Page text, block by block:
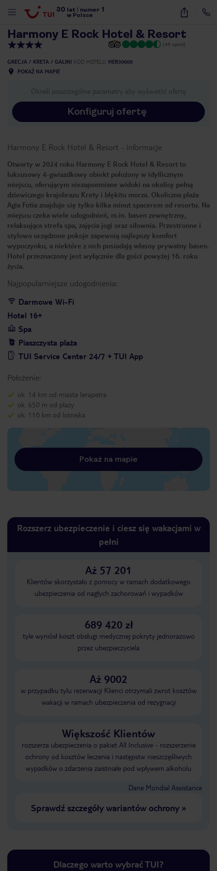
30 lat numer 1
w Polsce
30
Harmony E Rock Hotel & Resort
(49 opinii)
GRECJA KRETA GALINI KOD HOTELU HER30000
POKAŻ NA MAPIE
Określ poszczególne parametry aby wyświetlić ofertę
Konfiguruj ofertę
Harmony E Rock Hotel & Resort - informacje
Otwarty w 2024 roku Harmony E Rock Hotel & Resort to
luksusowy 4-gwiazdkowy obiekt położony w idyllicznym
miejscu, oferującym niezapomniane widoki na okolicę pełną
dziewiczego krajobrazu Krety i błękitu morza. Okoliczna plaża
Agia Fotia znajduje się tylko kilka minut spacerem od resortu. Na
miejscu czeka wiele udogodnień, m.in. basen zewnętrzny,
relaksująca strefa spa, zajęcia jogi oraz siłownia. Przestronne i
stylowo urządzone pokoje zapewnią najlepszy komfort
wypoczynku, a niektóre z nich posiadają własny prywatny basen.
Hotel przeznaczony jest wyłącznie dla gości powyżej 16. roku
życia.
Najpopularniejsze udogodnienia:
Darmowe Wi-Fi
Hotel 16+
Spa
Piaszczysta plaża
TUI Service Center 24/7 + TUI App
Położenie:
ok. 14 km od miasta Ierapetra
ok. 650 m od plaży
ok. 110 km od lotniska
Pokaż na mapie
Rozszerz ubezpieczenie i ciesz się wakacjami w
pełni
Aż 57 201
Klientów skorzystało z pomocy w ramach dodatkowego
ubezpieczenia od nagłych zachorowań i wypadków
689 420 zł
tyle wyniósł koszt obsługi medycznej pokryty jednorazowo
przez ubezpieczyciela
Aż 9002
w przypadku tylu rezerwacji Klienci otrzymali zwrot kosztów
wakacji w ramach ubezpieczenia od rezygnacji
Większość Klientów
rozszerza ubezpieczenia o pakiet All Inclusive - rozszerzenie
ochrony od kosztów leczenia i następstw nieszczęśliwych
wypadków o zdarzenia zaistniałe pod wpływem alkoholu
Dane Mondial Assistance
Sprawdź szczegóły wariantów ochrony»
Dlaczego warto wybrać TUI?